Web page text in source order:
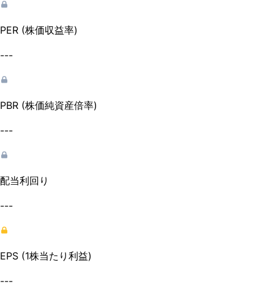
PER (株価収益率)
---
PBR (株価純資産倍率)
---
配当利回り
---
EPS (1株当たり利益)
---